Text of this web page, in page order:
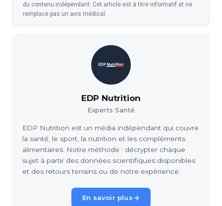
du contenu indépendant. Cet article est à titre informatif et ne
remplace pas un avis médical.
EDP Nutrition
Experts Santé
EDP Nutrition est un média indépendant qui couvre
la santé, le sport, la nutrition et les compléments
alimentaires. Notre méthode : décrypter chaque
sujet à partir des données scientifiques disponibles
et des retours terrains ou de notre expérience.
En savoir plus